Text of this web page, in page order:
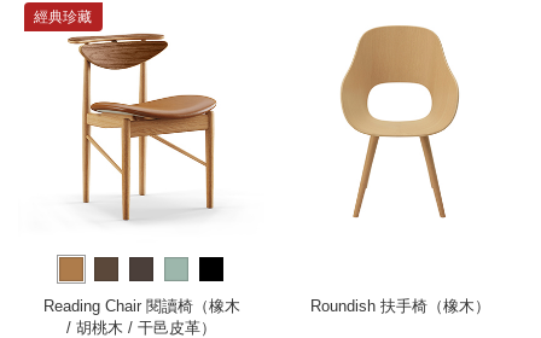
經典珍藏
Reading Chair 閱讀椅（橡木
/ 胡桃木 / 干邑皮革）
Roundish 扶手椅（橡木）